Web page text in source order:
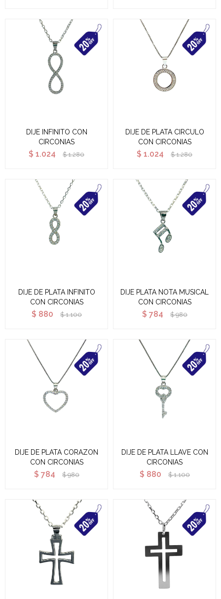
DIJE INFINITO CON
CIRCONIAS
$ 1.024 $ 1.280
DIJE DE PLATA CIRCULO
CON CIRCONIAS
$ 1.024 $ 1.280
DIJE DE PLATA INFINITO
CON CIRCONIAS
$ 880 $ 1.100
DIJE PLATA NOTA MUSICAL
CON CIRCONIAS
$ 784 $ 980
DIJE DE PLATA CORAZON
CON CIRCONIAS
$ 784 $ 980
DIJE DE PLATA LLAVE CON
CIRCONIAS
$ 880 $ 1.100